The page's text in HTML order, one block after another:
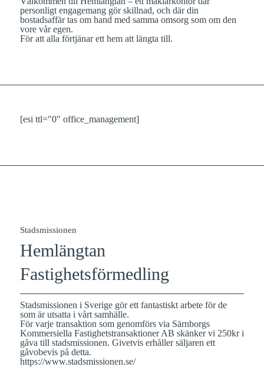
personligt engagemang gör skillnad, och där din
bostadsaffär tas om hand med samma omsorg som om den
vore vår egen.
För att alla förtjänar ett hem att längta till.
[esi ttl="0" office_management]
Stadsmissionen
Hemlängtan
Fastighetsförmedling
Stadsmissionen i Sverige gör ett fantastiskt arbete för de
som är utsatta i vårt samhälle.
För varje transaktion som genomförs via Särnborgs
Kommersiella Fastighetstransaktioner AB skänker vi 250kr i
gåva till stadsmissionen. Givetvis erhåller säljaren ett
gåvobevis på detta.
https://www.stadsmissionen.se/